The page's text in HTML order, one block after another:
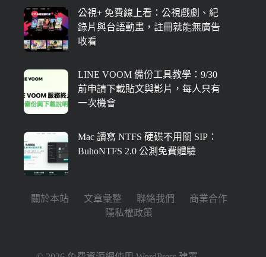
公視+ 免費線上看：公視戲劇、紀
錄片與台語動畫，註冊就能無廣告
收看
LINE VOOM 備份工具教學：9/30
前申請下載貼文與影片，每人只有
一次機會
Mac 讀寫 NTFS 硬碟不用關 SIP：
BuhoNTFS 2.0 公測免費體驗
關於本站 文章彙整 聯絡我們
商業合作
隱私權政策